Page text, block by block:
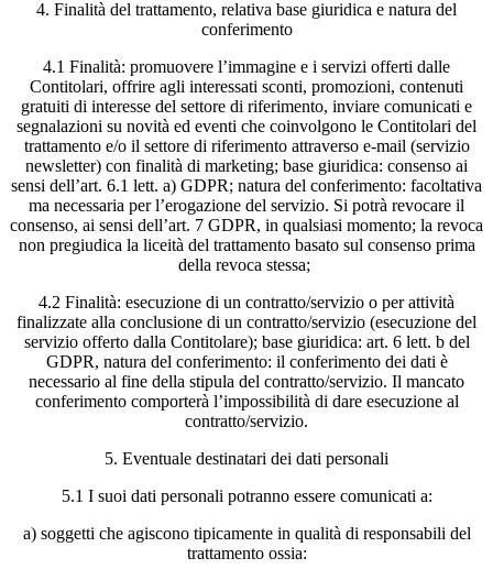
4. Finalità del trattamento, relativa base giuridica e natura del
conferimento
4.1 Finalità: promuovere l’immagine e i servizi offerti dalle
Contitolari, offrire agli interessati sconti, promozioni, contenuti
gratuiti di interesse del settore di riferimento, inviare comunicati e
segnalazioni su novità ed eventi che coinvolgono le Contitolari del
trattamento e/o il settore di riferimento attraverso e-mail (servizio
newsletter) con finalità di marketing; base giuridica: consenso ai
sensi dell’art. 6.1 lett. a) GDPR; natura del conferimento: facoltativa
ma necessaria per l’erogazione del servizio. Si potrà revocare il
consenso, ai sensi dell’art. 7 GDPR, in qualsiasi momento; la revoca
non pregiudica la liceità del trattamento basato sul consenso prima
della revoca stessa;
4.2 Finalità: esecuzione di un contratto/servizio o per attività
finalizzate alla conclusione di un contratto/servizio (esecuzione del
servizio offerto dalla Contitolare); base giuridica: art. 6 lett. b del
GDPR, natura del conferimento: il conferimento dei dati è
necessario al fine della stipula del contratto/servizio. Il mancato
conferimento comporterà l’impossibilità di dare esecuzione al
contratto/servizio.
5. Eventuale destinatari dei dati personali
5.1 I suoi dati personali potranno essere comunicati a:
a) soggetti che agiscono tipicamente in qualità di responsabili del
trattamento ossia: